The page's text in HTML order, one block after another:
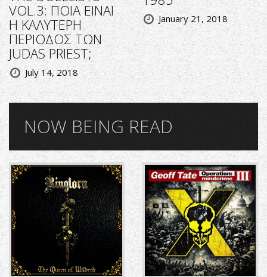
VOL.3: ΠΟΙΑ ΕΙΝΑΙ
Η ΚΑΛΥΤΕΡΗ
ΠΕΡΙΟΔΟΣ ΤΩΝ
JUDAS PRIEST;
July 14, 2018
January 21, 2018
NOW BEING READ